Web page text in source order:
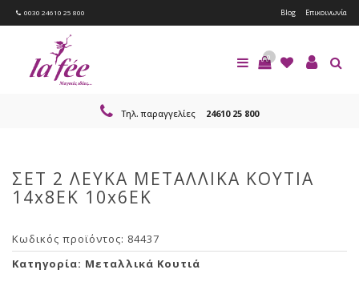
0030 24610 25 800 Blog Επικοινωνία
0
Τηλ. παραγγελίες 24610 25 800
ΣΕΤ 2 ΛΕΥΚΑ ΜΕΤΑΛΛΙΚΑ ΚΟΥΤΙΑ
14x8EK 10x6EK
Κωδικός προϊόντος: 84437
Κατηγορία: Μεταλλικά Κουτιά